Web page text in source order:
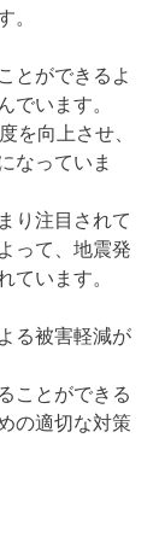
。
とができるよ
でいます。
を向上させ、
なっていま
り注目されて
って、地震発
ています。
る被害軽減が
ことができる
の適切な対策